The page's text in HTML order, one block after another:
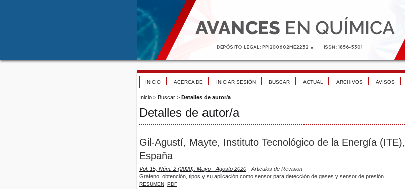
INICIO ACERCA DE INICIAR SESIÓN BUSCAR ACTUAL ARCHIVOS AVISOS
Inicio > Buscar > Detalles de autor/a
Detalles de autor/a
Gil-Agustí, Mayte, Instituto Tecnológico de la Energía (ITE),
España
Vol. 15, Núm. 2 (2020): Mayo - Agosto 2020 - Articulos de Revision
Grafeno: obtención, tipos y su aplicación como sensor para detección de gases y sensor de presión
RESUMEN PDF